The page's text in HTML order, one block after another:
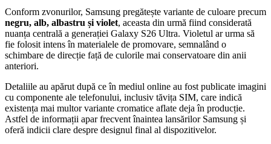
Conform zvonurilor, Samsung pregătește variante de culoare precum
negru, alb, albastru și violet, aceasta din urmă fiind considerată
nuanța centrală a generației Galaxy S26 Ultra. Violetul ar urma să
fie folosit intens în materialele de promovare, semnalând o
schimbare de direcție față de culorile mai conservatoare din anii
anteriori.
Detaliile au apărut după ce în mediul online au fost publicate imagini
cu componente ale telefonului, inclusiv tăvița SIM, care indică
existența mai multor variante cromatice aflate deja în producție.
Astfel de informații apar frecvent înaintea lansărilor Samsung și
oferă indicii clare despre designul final al dispozitivelor.